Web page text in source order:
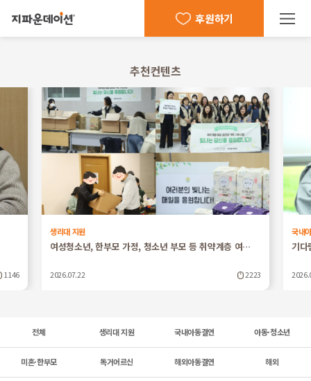
후원하기
추천컨텐츠
1146
생리대 지원
여성청소년, 한부모 가정, 청소년 부모 등 취약계층 여…
2026.07.22 2223
국내
기다
전체 생리대 지원 국내아동결연 아동·청소년
미혼·한부모 독거어르신 해외아동결연 해외